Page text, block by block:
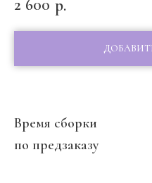
2 600 р.
Время сборки
по предзаказу